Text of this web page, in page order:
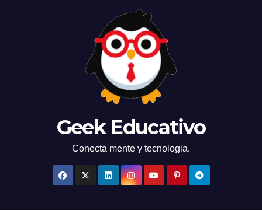
Geek Educativo
Conecta mente y tecnologia.